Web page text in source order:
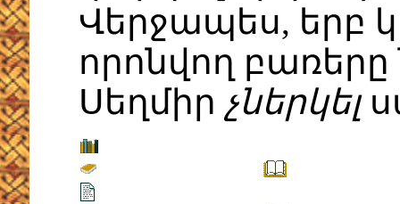
Վերջապես, երբ
որոնվող բառերը
Սեղմիր չներկել